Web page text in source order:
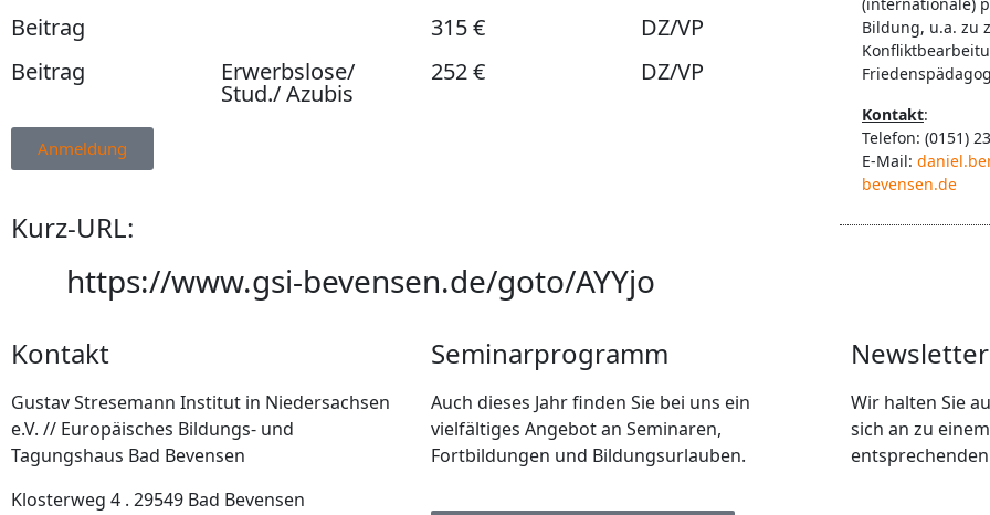
Beitrag 315 €
DZ/VP
Beitrag
Erwerbslose/
Stud./ Azubis
252 € DZ/VP
Anmeldung
Kurz-URL:
https://www.gsi-bevensen.de/goto/AYYjo
(internationale)
Bildung, u.a. zu
Kontakt:
Telefon: (0151)
E-Mail:
bevensen.de
Kontakt
Gustav Stresemann Institut in Niedersachsen
e.V. // Europäisches Bildungs- und
Tagungshaus Bad Bevensen
Klosterweg 4 . 29549 Bad Bevensen
Seminarprogramm
Auch dieses Jahr finden Sie bei uns ein
vielfältiges Angebot an Seminaren,
Fortbildungen und Bildungsurlauben.
Newsletter
Wir halten Sie
sich an zu